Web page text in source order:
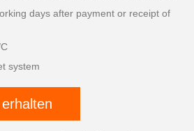
days after payment or receipt of
system